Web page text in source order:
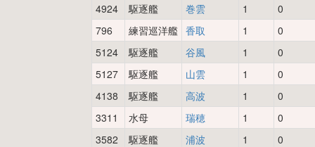
4924
駆逐艦 巻雲 1
0
796
練習巡洋艦 香取 1
0
5124
駆逐艦 谷風 1
0
5127
駆逐艦 山雲 1
0
4138
駆逐艦 高波 1
0
3311
水母 瑞穂 1
0
3582
駆逐艦 浦波 1 0